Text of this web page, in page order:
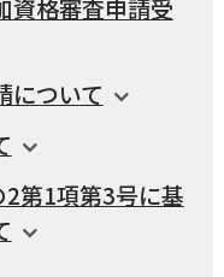
年始を覗く）
トップページ
資格審査申請受
について
第1項第3号に基